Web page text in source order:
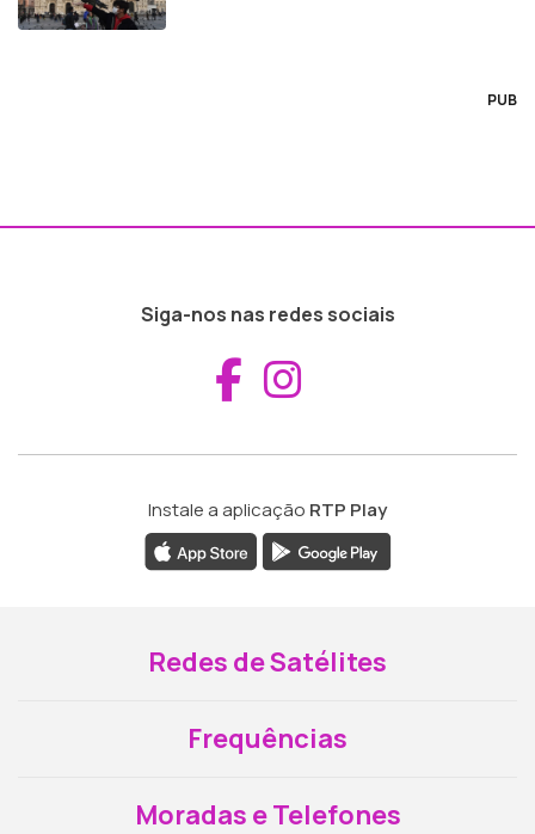
PUB
Siga-nos nas redes sociais
Aceder ao
Instale a aplicação RTP Play
Redes de Satélites
Frequências
Moradas e Telefones